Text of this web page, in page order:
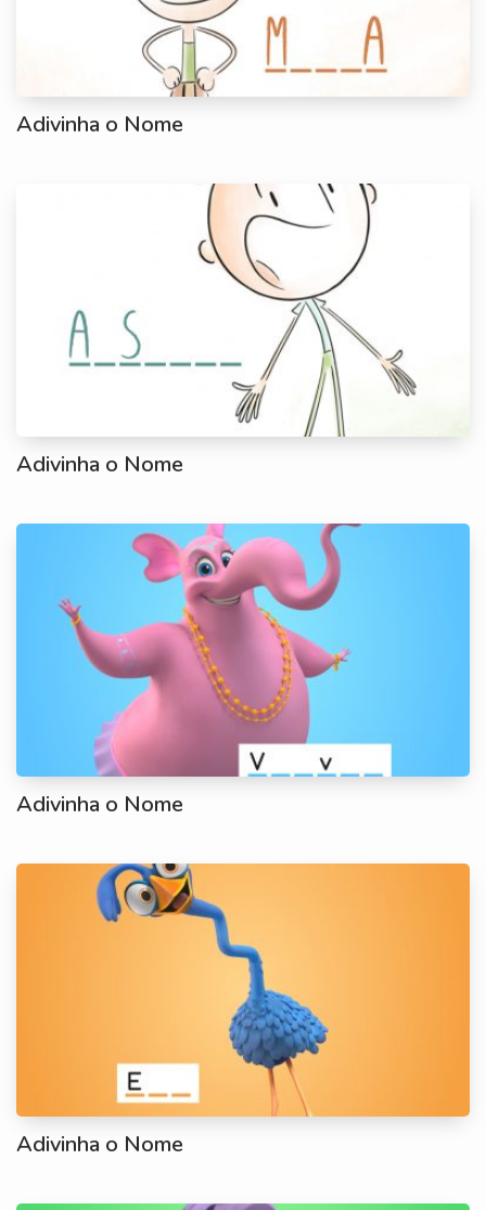
Adivinha o Nome
Adivinha o Nome
Adivinha o Nome
Adivinha o Nome